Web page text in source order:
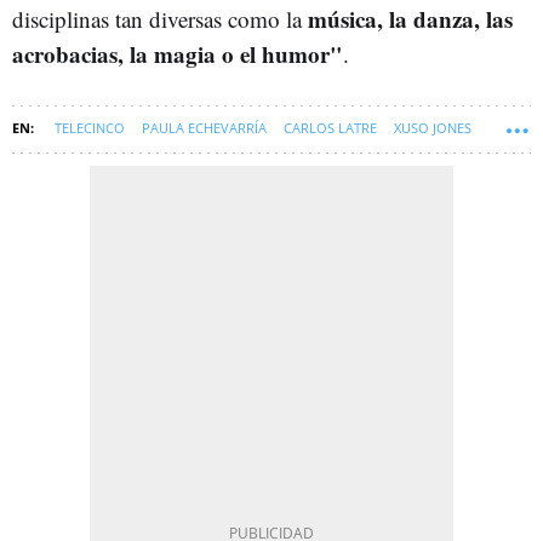
disciplinas tan diversas como lamúsica, la danza, las
acrobacias, la magia o el humor".
TELECINCO PAULA ECHEVARRÍA CARLOS LATRE XUSO JONES